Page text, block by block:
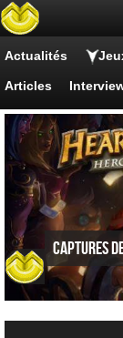
Actualités
Articles
Captures